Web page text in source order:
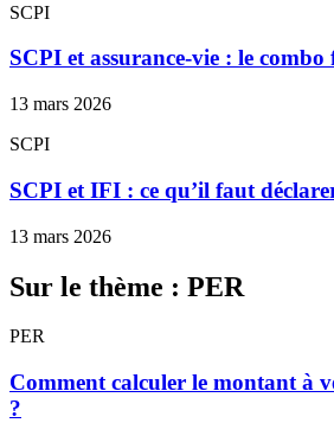
SCPI
SCPI et assurance-vie : le
13 mars 2026
SCPI
SCPI et IFI : ce qu’il faut
13 mars 2026
Sur le thème : PER
PER
Comment calculer le montant à
?